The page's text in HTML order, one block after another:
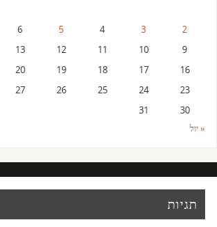
2
3
4
5
6
9
10
11
12
13
16
17
18
19
20
23
24
25
26
27
30
31
« יול
תגיות